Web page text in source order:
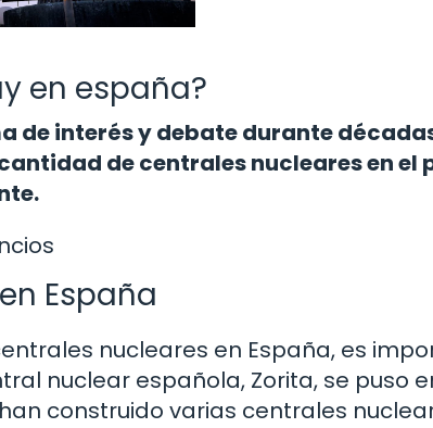
en españa?
de interés y debate durante
de centrales nucleares en el
España
nucleares en España, es
nuclear española, Zorita, se puso
construido varias centrales